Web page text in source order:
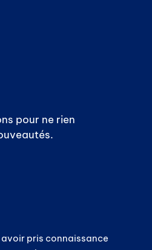
pour ne rien
pris connaissance